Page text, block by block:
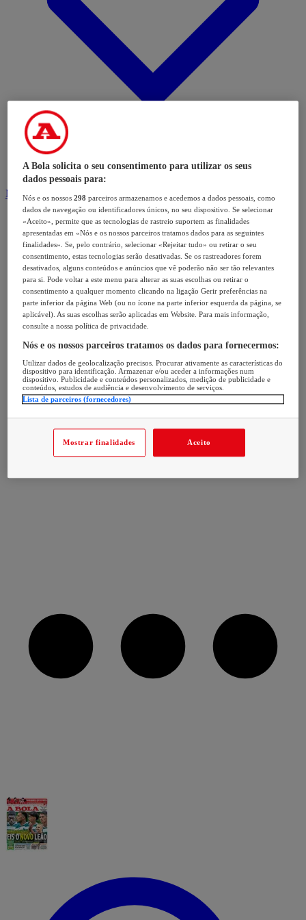
Modalidades
A Bola solicita o seu consentimento para utilizar os seus
dados pessoais para:
Nós e os nossos298 parceiros armazenamos e acedemos a dados pessoais, como
dados de navegação ou identificadores únicos, no seu dispositivo. Se selecionar
«Aceito», permite que as tecnologias de rastreio suportem as finalidades
apresentadas em «Nós e os nossos parceiros tratamos dados para as seguintes
finalidades». Se, pelo contrário, selecionar «Rejeitar tudo» ou retirar o seu
consentimento, estas tecnologias serão desativadas. Se os rastreadores forem
desativados, alguns conteúdos e anúncios que vê poderão não ser tão relevantes
para si. Pode voltar a este menu para alterar as suas escolhas ou retirar o
consentimento a qualquer momento clicando na ligação Gerir preferências na
parte inferior da página Web (ou no ícone na parte inferior esquerda da página, se
aplicável). As suas escolhas serão aplicadas em Website. Para mais informação,
consulte a nossa política de privacidade.
Nós e os nossos parceiros tratamos os dados para fornecermos:
Utilizar dados de geolocalização precisos. Procurar ativamente as características do
dispositivo para identificação. Armazenar e/ou aceder a informações num
dispositivo. Publicidade e conteúdos personalizados, medição de publicidade e
conteúdos, estudos de audiência e desenvolvimento de serviços.
Lista de parceiros (fornecedores)
Mostrar finalidades Aceito